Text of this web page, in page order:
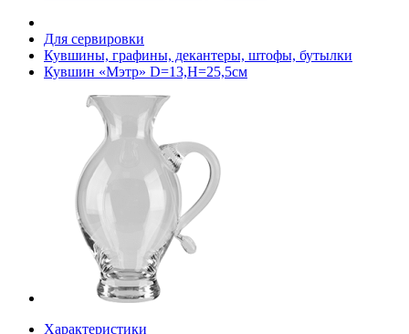
Для сервировки
Кувшины, графины, декантеры, штофы, бутылки
Кувшин «Мэтр» D=13,H=25,5см
Характеристики